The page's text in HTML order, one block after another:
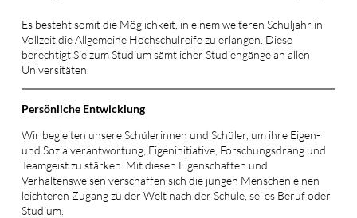
Es besteht somit die Möglichkeit, in einem weiteren Schuljahr in
Vollzeit die Allgemeine Hochschulreife zu erlangen. Diese
berechtigt Sie zum Studium sämtlicher Studiengänge an allen
Universitäten.
Persönliche Entwicklung
Wir begleiten unsere Schülerinnen und Schüler, um ihre Eigen-
und Sozialverantwortung, Eigeninitiative, Forschungsdrang und
Teamgeist zu stärken. Mit diesen Eigenschaften und
Verhaltensweisen verschaffen sich die jungen Menschen einen
leichteren Zugang zu der Welt nach der Schule, sei es Beruf oder
Studium.